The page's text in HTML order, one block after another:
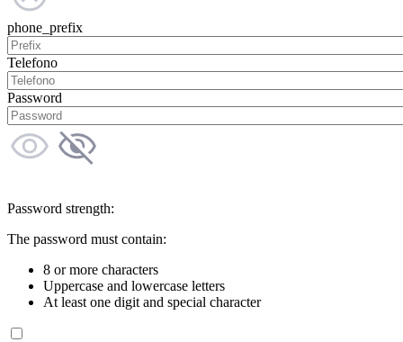
phone_prefix
Telefono
Password
Password strength:
The password must contain:
8 or more characters
Uppercase and lowercase letters
At least one digit and special character